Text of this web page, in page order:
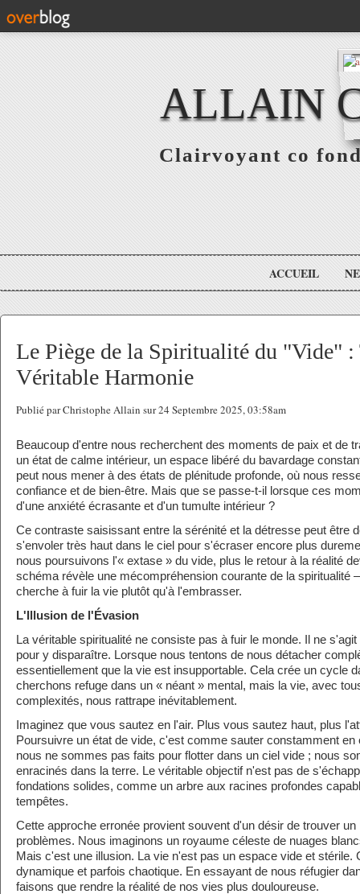
ALLAIN
Clairvoyant co
ACCUEIL
Le Piège de la Spiritualité du "Vide" :
Véritable Harmonie
Publié par Christophe Allain sur 24 Septembre 2025, 03:58am
Beaucoup d'entre nous recherchent des moments de paix et de
un état de calme intérieur, un espace libéré du bavardage
peut nous mener à des états de plénitude profonde, où nous
confiance et de bien-être. Mais que se passe-t-il lorsque ces
d'une anxiété écrasante et d'un tumulte intérieur ?
Ce contraste saisissant entre la sérénité et la détresse peut être
s'envoler très haut dans le ciel pour s'écraser encore plus
nous poursuivons l'« extase » du vide, plus le retour à la réalité
schéma révèle une mécompréhension courante de la spiritualité
cherche à fuir la vie plutôt qu'à l'embrasser.
L'Illusion de l'Évasion
La véritable spiritualité ne consiste pas à fuir le monde. Il ne
pour y disparaître. Lorsque nous tentons de nous détacher
essentiellement que la vie est insupportable. Cela crée un cycle
cherchons refuge dans un « néant » mental, mais la vie, avec
complexités, nous rattrape inévitablement.
Imaginez que vous sautez en l'air. Plus vous sautez haut, plus
Poursuivre un état de vide, c'est comme sauter constamment en
nous ne sommes pas faits pour flotter dans un ciel vide ; nous
enracinés dans la terre. Le véritable objectif n'est pas de
fondations solides, comme un arbre aux racines profondes
tempêtes.
Cette approche erronée provient souvent d'un désir de trouver
problèmes. Nous imaginons un royaume céleste de nuages
Mais c'est une illusion. La vie n'est pas un espace vide et stérile.
dynamique et parfois chaotique. En essayant de nous réfugier
faisons que rendre la réalité de nos vies plus douloureuse.